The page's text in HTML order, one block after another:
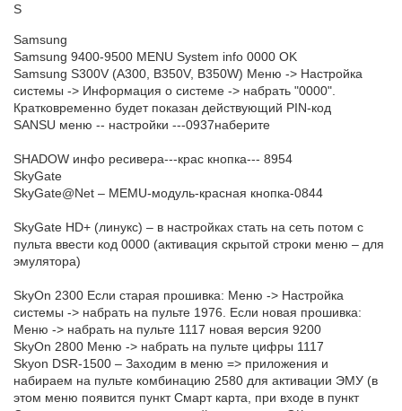
S
Samsung
Samsung 9400-9500 MENU System info 0000 OK
Samsung S300V (A300, B350V, B350W) Меню -> Настройка
системы -> Информация о системе -> набрать "0000".
Кратковременно будет показан действующий PIN-код
SANSU меню -- настройки ---0937наберите
SHADOW инфо ресивера---крас кнопка--- 8954
SkyGate
SkyGate@Net – MEMU-модуль-красная кнопка-0844
SkyGate HD+ (линукс) – в настройках стать на сеть потом с
пульта ввести код 0000 (активация скрытой строки меню – для
эмулятора)
SkyOn 2300 Если старая прошивка: Меню -> Настройка
системы -> набрать на пульте 1976. Если новая прошивка:
Меню -> набрать на пульте 1117 новая версия 9200
SkyOn 2800 Меню -> набрать на пульте цифры 1117
Skyon DSR-1500 – Заходим в меню => приложения и
набираем на пульте комбинацию 2580 для активации ЭМУ (в
этом меню появится пункт Смарт карта, при входе в пункт